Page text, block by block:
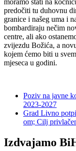
moramo stati na
predočiti tu duhovnu
granice i našeg uma i
bombardiraju nečim
centre, ali ako
zvijezdu Božića, a
kojem ćemo biti u
mjeseca u godini.
Poziv na javne
2023-2027
Grad Livno
om; Cilj
Izdvajamo